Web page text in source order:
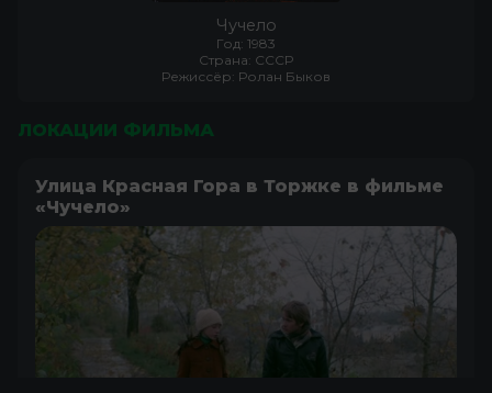
Чучело
Год: 1983
Страна: СССР
Режиссёр: Ролан Быков
ЛОКАЦИИ ФИЛЬМА
Улица Красная Гора в Торжке в фильме
«Чучело»